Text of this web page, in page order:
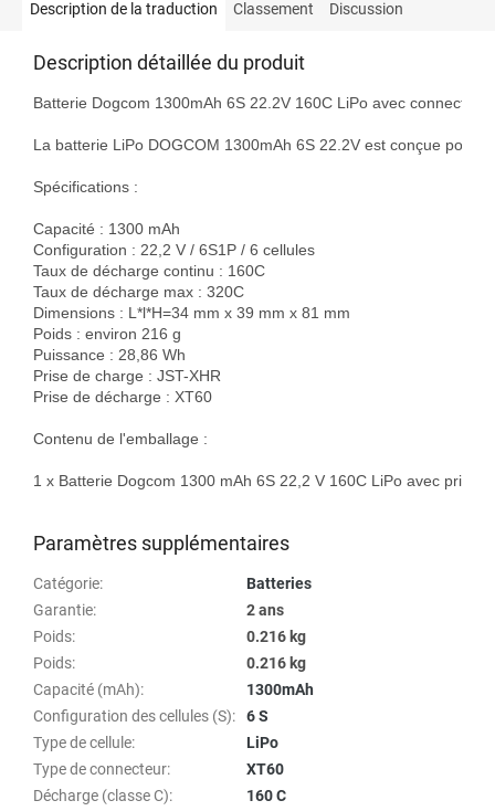
Description de la traduction Classement Discussion
Description détaillée du produit
Batterie Dogcom 1300mAh 6S 22.2V 160C LiPo avec connecteur
La batterie LiPo DOGCOM 1300mAh 6S 22.2V est conçue pour
Spécifications :
Capacité : 1300 mAh
Configuration : 22,2 V / 6S1P / 6 cellules
Taux de décharge continu : 160C
Taux de décharge max : 320C
Dimensions : L*l*H=34 mm x 39 mm x 81 mm
Poids : environ 216 g
Puissance : 28,86 Wh
Prise de charge : JST-XHR
Prise de décharge : XT60
Contenu de l'emballage :
1 x Batterie Dogcom 1300 mAh 6S 22,2 V 160C LiPo avec prise
Paramètres supplémentaires
Catégorie:
Batteries
Garantie:
2 ans
Poids:
0.216 kg
Poids:
0.216 kg
Capacité (mAh):
1300mAh
Configuration des cellules (S):
6 S
Type de cellule:
LiPo
Type de connecteur:
XT60
Décharge (classe C):
160 C